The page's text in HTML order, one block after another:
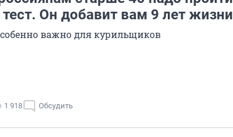
Он добавит вам 9 лет жизни
важно для курильщиков
1 918 Обсудить